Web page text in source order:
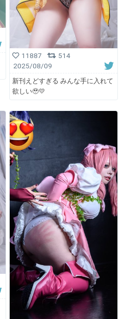
11887
514
2025/08/09
新刊えどすぎる みんな手に入れて
欲しい🥹💛